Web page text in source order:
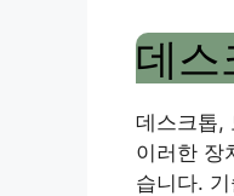
데스
데스크톱,
이러한 장
습니다.